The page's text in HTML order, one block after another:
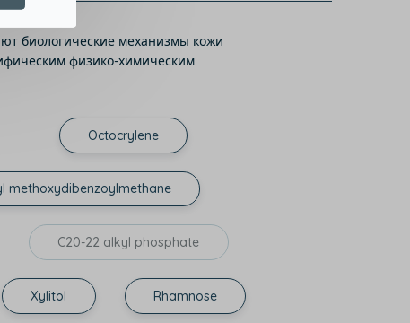
биологические механизмы кожи
физико-химическим
Octocrylene
methoxydibenzoylmethane
C20-22 alkyl phosphate
Xylitol Rhamnose